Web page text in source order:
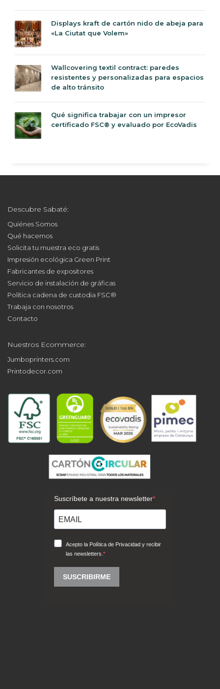
Displays kraft de cartón nido de abeja para
«La Ciutat que Volem»
Wallcovering textil contract: paredes
resistentes y personalizadas para espacios
de alto tránsito
Qué significa trabajar con un impresor
certificado FSC® y evaluado por EcoVadis
Descubre Sabaté:
Quiénes Somos
Qué hacemos
Solicita tu muestra eco gratis
Impresión ecológica Green Print
Fabricantes de expositores
Servicio de instalación de gráficas
Política cadena de custodia FSC®
Trabaja con nosotros
Contacto
Nuestros Ecommerce:
Jumboprinters.com
Printodecor.com